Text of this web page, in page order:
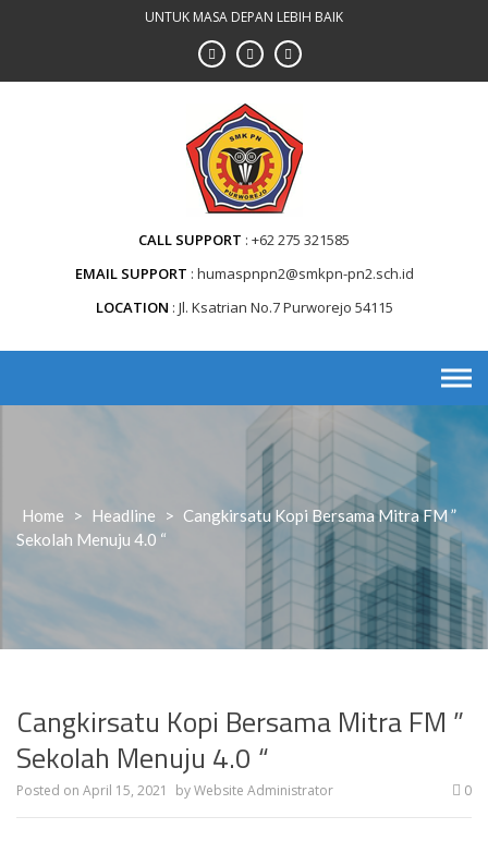
UNTUK MASA DEPAN LEBIH BAIK
CALL SUPPORT +62 275 321585
EMAIL SUPPORT humaspnpn2@smkpn-pn2.sch.id
LOCATION Jl. Ksatrian No.7 Purworejo 54115
Home > Headline > Cangkirsatu Kopi Bersama Mitra FM ”
Sekolah Menuju 4.0 “
Cangkirsatu Kopi Bersama Mitra FM ”
Sekolah Menuju 4.0 “
Posted on April 15, 2021 byWebsite Administrator 0